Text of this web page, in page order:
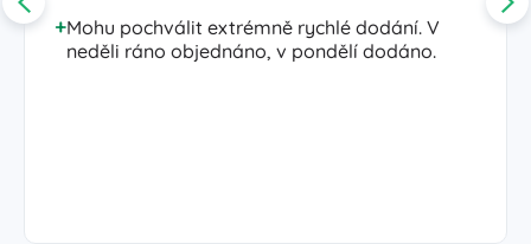
Mohu pochválit extrémně rychlé dodání. V
neděli ráno objednáno, v pondělí dodáno.